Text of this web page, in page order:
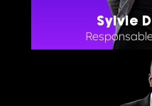
Sylvie